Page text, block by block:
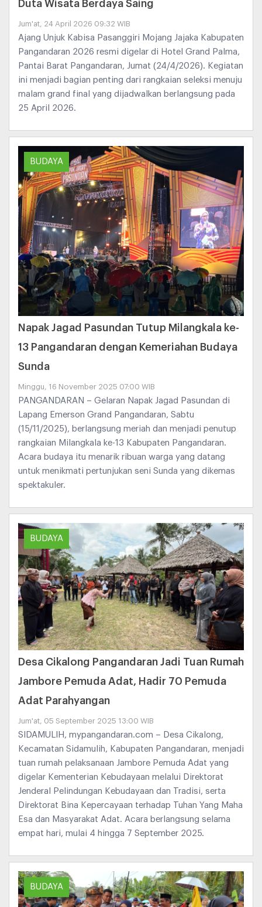
Duta Wisata Berdaya Saing
Jum'at, 24 April 2026 09:32 WIB
Ajang Unjuk Kabisa Pasanggiri Mojang Jajaka Kabupaten
Pangandaran 2026 resmi digelar di Hotel Grand Palma,
Pantai Barat Pangandaran, Jumat (24/4/2026). Kegiatan
ini menjadi bagian penting dari rangkaian seleksi menuju
malam grand final yang dijadwalkan berlangsung pada
25 April 2026.
BUDAYA
Napak Jagad Pasundan Tutup Milangkala ke-
13 Pangandaran dengan Kemeriahan Budaya
Sunda
Minggu, 16 November 2025 07:00 WIB
PANGANDARAN – Gelaran Napak Jagad Pasundan di
Lapang Emerson Grand Pangandaran, Sabtu
(15/11/2025), berlangsung meriah dan menjadi penutup
rangkaian Milangkala ke-13 Kabupaten Pangandaran.
Acara budaya itu menarik ribuan warga yang datang
untuk menikmati pertunjukan seni Sunda yang dikemas
spektakuler.
BUDAYA
Desa Cikalong Pangandaran Jadi Tuan Rumah
Jambore Pemuda Adat, Hadir 70 Pemuda
Adat Parahyangan
Jum'at, 05 September 2025 13:00 WIB
SIDAMULIH, mypangandaran.com – Desa Cikalong,
Kecamatan Sidamulih, Kabupaten Pangandaran, menjadi
tuan rumah pelaksanaan Jambore Pemuda Adat yang
digelar Kementerian Kebudayaan melalui Direktorat
Jenderal Pelindungan Kebudayaan dan Tradisi, serta
Direktorat Bina Kepercayaan terhadap Tuhan Yang Maha
Esa dan Masyarakat Adat. Acara berlangsung selama
empat hari, mulai 4 hingga 7 September 2025.
BUDAYA